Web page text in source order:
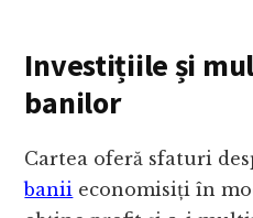
Investițiile și
banilor
Cartea oferă sfaturi
banii economisiți în